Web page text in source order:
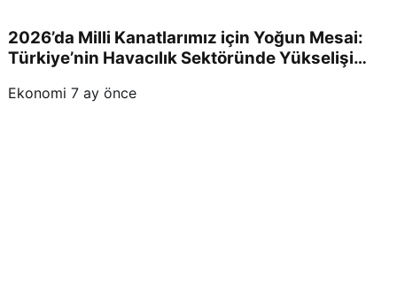
2026’da Milli Kanatlarımız için Yoğun Mesai:
Türkiye’nin Havacılık Sektöründe Yükselişi
Ekonomi 7 ay önce